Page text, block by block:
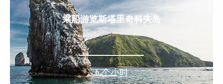
乘船游览斯塔里奇科夫岛
6 个小时